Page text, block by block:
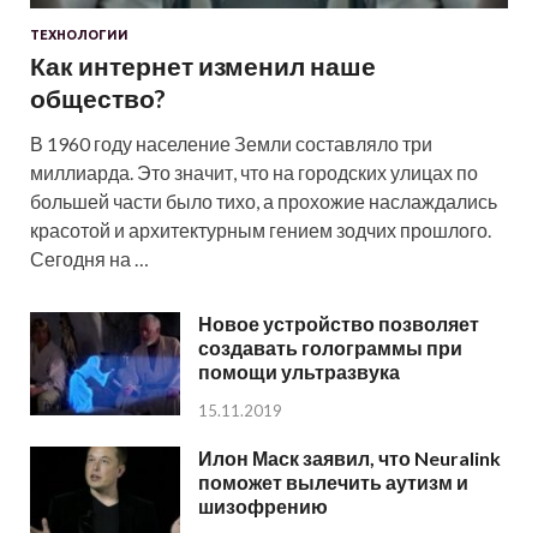
ТЕХНОЛОГИИ
Как интернет изменил наше
общество?
В 1960 году население Земли составляло три
миллиарда. Это значит, что на городских улицах по
большей части было тихо, а прохожие наслаждались
красотой и архитектурным гением зодчих прошлого.
Сегодня на …
Новое устройство позволяет
создавать голограммы при
помощи ультразвука
15.11.2019
Илон Маск заявил, что Neuralink
поможет вылечить аутизм и
шизофрению